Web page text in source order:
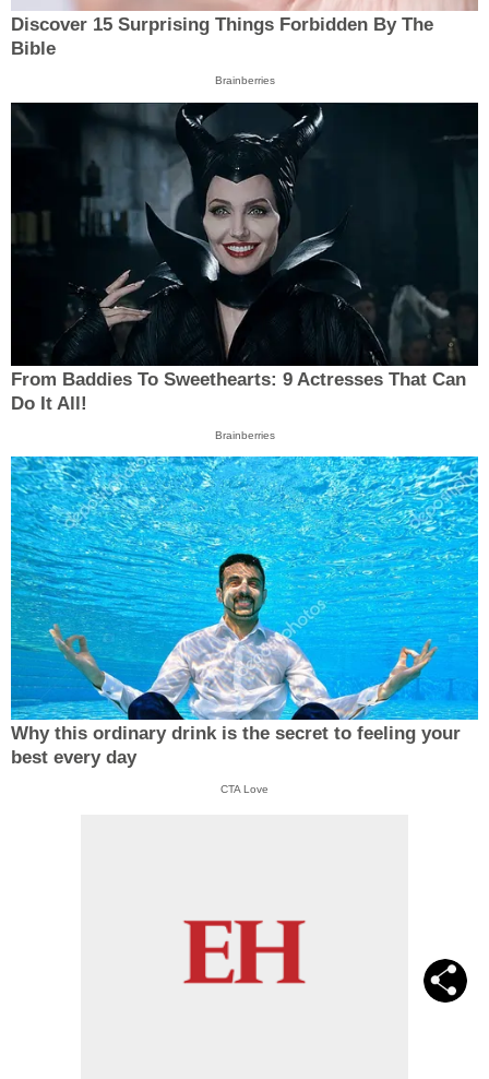
Discover 15 Surprising Things Forbidden By The
Bible
Brainberries
From Baddies To Sweethearts: 9 Actresses That Can
Do It All!
Brainberries
Why this ordinary drink is the secret to feeling your
best every day
CTA Love